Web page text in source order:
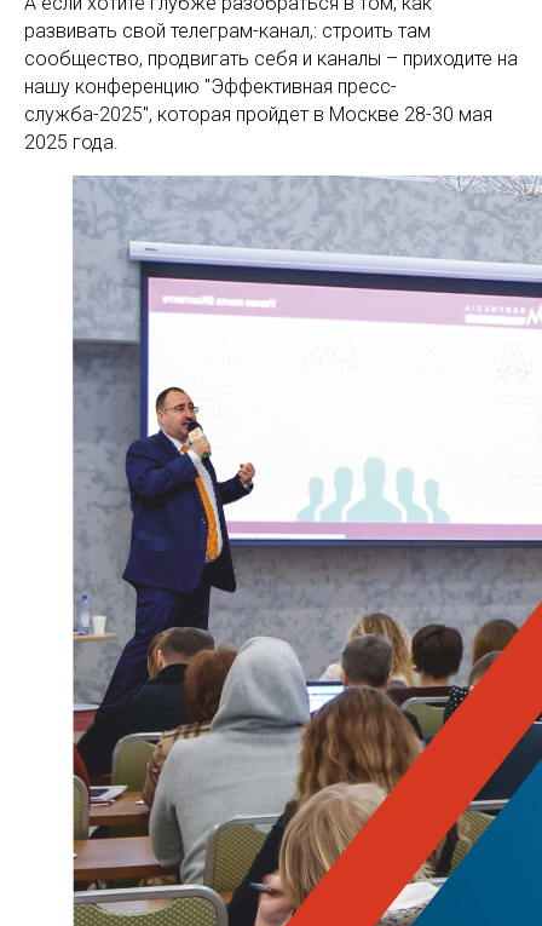
развивать свой телеграм-канал,: строить там
сообщество, продвигать себя и каналы – приходите на
нашу конференцию "Эффективная пресс-
служба-2025", которая пройдет в Москве 28-30 мая
2025 года.